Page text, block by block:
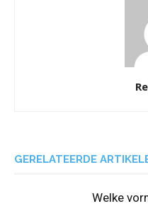
GERELATEERDE
Welke